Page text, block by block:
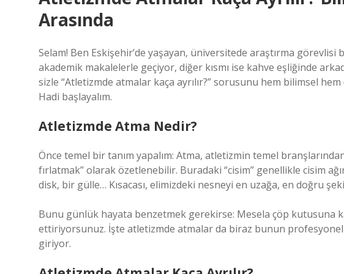
Arasında
Selam! Ben Eskişehir’de yaşayan, üniversitede araştırma görevlisi
akademik makalelerle geçiyor, diğer kısmı ise kahve eşliğinde
sizle “Atletizmde atmalar kaça ayrılır?” sorusunu hem bilimsel
Hadi başlayalım.
Atletizmde Atma Nedir?
Önce temel bir tanım yapalım: Atma, atletizmin temel
fırlatmak” olarak özetlenebilir. Buradaki “cisim” genellikle cisim
disk, bir gülle… Kısacası, elimizdeki nesneyi en uzağa, en doğru
Bunu günlük hayata benzetmek gerekirse: Mesela çöp kutusuna
ettiriyorsunuz. İşte atletizmde atmalar da biraz bunun
giriyor.